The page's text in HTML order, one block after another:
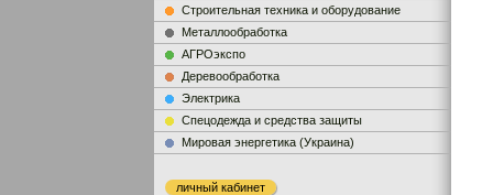
Строительная техника и оборудование
Металлообработка
АГРОэкспо
Деревообработка
Электрика
Cпецодежда и средства защиты
Мировая энергетика (Украина)
личный кабинет